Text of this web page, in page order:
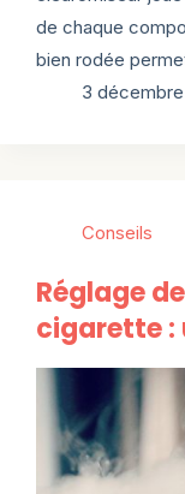
de chaque
bien rodée
3
Conseils
Réglage
cigarette :